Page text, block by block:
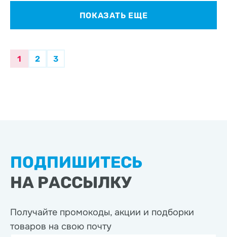
ПОКАЗАТЬ ЕЩЕ
1 2 3
ПОДПИШИТЕСЬ
НА РАССЫЛКУ
Получайте промокоды, акции и подборки
товаров на свою почту